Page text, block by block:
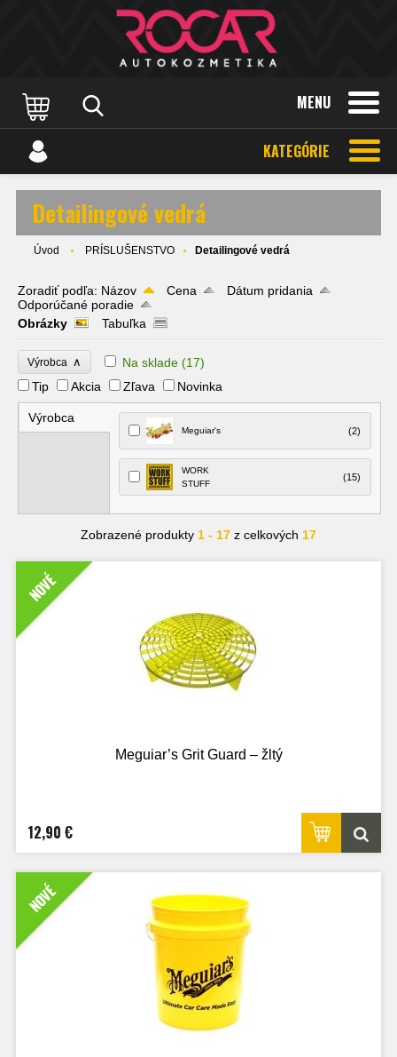
MENU
KATEGÓRIE
Detailingové vedrá
Úvod PRÍSLUŠENSTVO Detailingové vedrá
Zoradiť podľa: Názov Cena
Dátum pridania
Odporúčané poradie
Obrázky
Tabuľka
Výrobca ∧ Na sklade (17)
Tip
Akcia Zľava Novinka
Výrobca
Meguiar's (2)
WORK
STUFF
(15)
Zobrazené produkty 1 - 17 z celkových 17
NOVÉ
Meguiar’s Grit Guard – žltý
12,90 €
NOVÉ